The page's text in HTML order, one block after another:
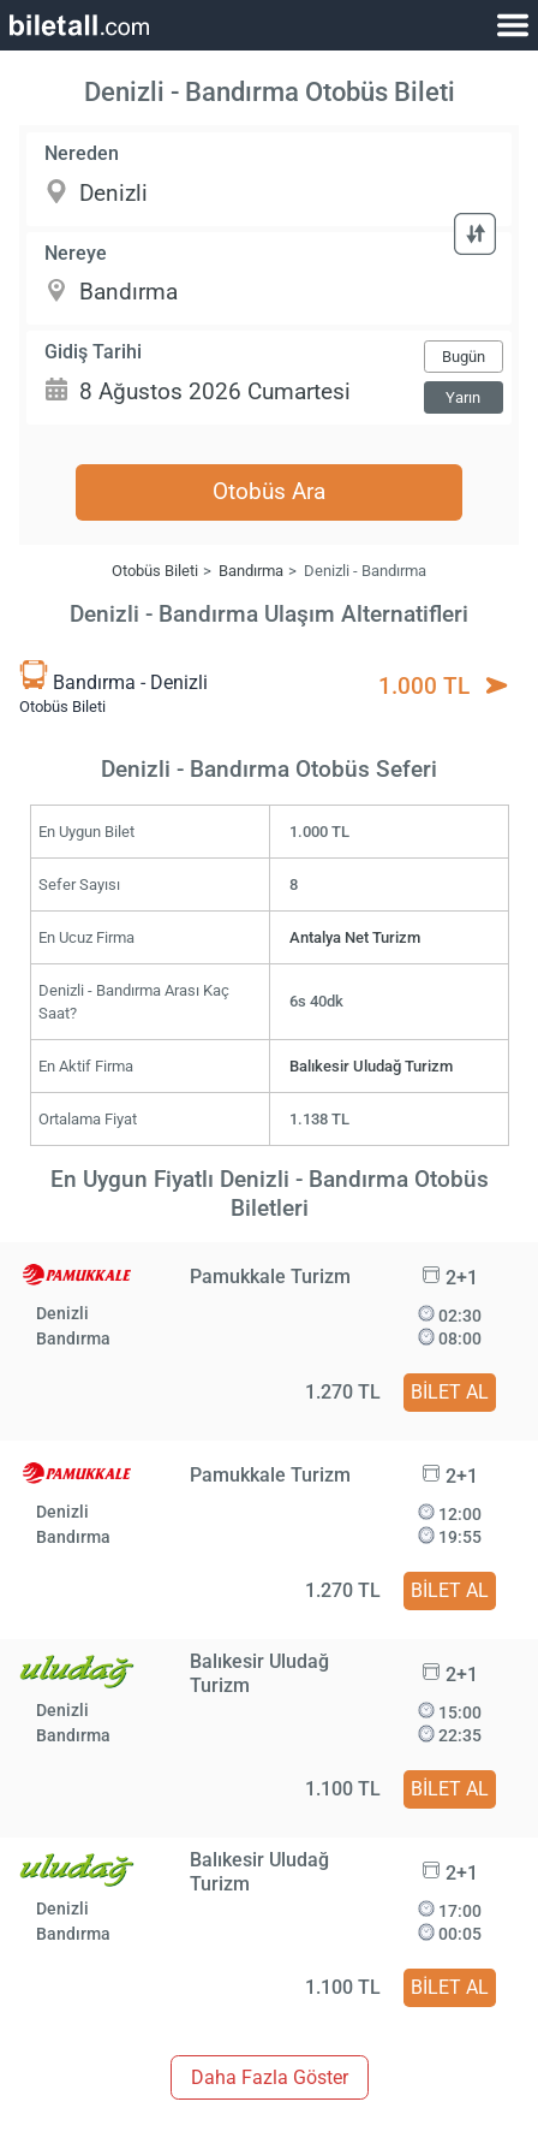
Denizli - Bandırma Otobüs Bileti
Nereden
Nereye
Gidiş Tarihi Bugün
Yarın
Otobüs Ara
Otobüs Bileti Bandırma Denizli - Bandırma
Denizli - Bandırma Ulaşım Alternatifleri
Bandırma - Denizli
Otobüs Bileti
1.000 TL
Denizli - Bandırma Otobüs Seferi
En Uygun Bilet 1.000 TL
Sefer Sayısı 8
En Ucuz Firma Antalya Net Turizm
Denizli - Bandırma Arası Kaç
Saat?
6s 40dk
En Aktif Firma Balıkesir Uludağ Turizm
Ortalama Fiyat 1.138 TL
En Uygun Fiyatlı Denizli - Bandırma Otobüs
Biletleri
Pamukkale Turizm 2+1
Denizli
Bandırma
02:30
08:00
1.270 TL BİLET AL
Pamukkale Turizm 2+1
Denizli
Bandırma
12:00
19:55
1.270 TL BİLET AL
Balıkesir Uludağ
Turizm
2+1
Denizli
Bandırma
15:00
22:35
1.100 TL BİLET AL
Balıkesir Uludağ
Turizm
2+1
Denizli
Bandırma
17:00
00:05
1.100 TL BİLET AL
Daha Fazla Göster